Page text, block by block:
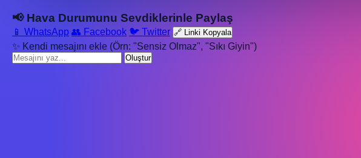
📢 Hava Durumunu Sevdiklerinle Paylaş
📱 WhatsApp 👥 Facebook 🐦 Twitter 🔗 Linki Kopyala
✨ Kendi mesajını ekle (Örn: "Sensiz Olmaz", "Sıkı Giyin")
Oluştur